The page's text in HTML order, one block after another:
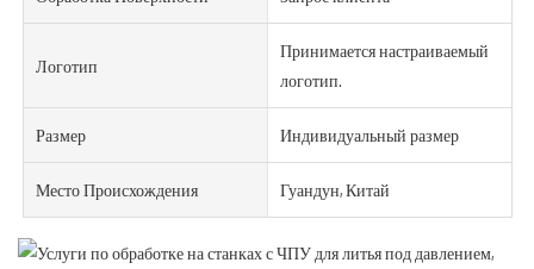
Логотип
Принимается настраиваемый
логотип.
Размер Индивидуальный размер
Место Происхождения Гуандун, Китай